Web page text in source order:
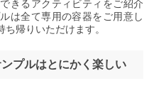
きるアクティビティをご紹介
は全て専用の容器をご用意し
帰りいただけます。
プルはとにかく楽しい